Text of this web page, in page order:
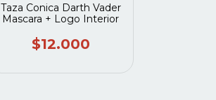
Taza Conica Darth Vader
Mascara + Logo Interior
$12.000